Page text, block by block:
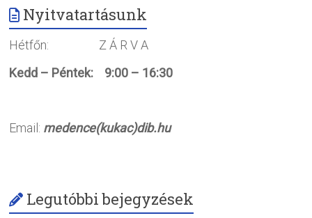
Nyitvatartásunk
Hétfőn: Z Á R V A
Kedd – Péntek: 9:00 – 16:30
Email: medence(kukac)dib.hu
Legutóbbi bejegyzések